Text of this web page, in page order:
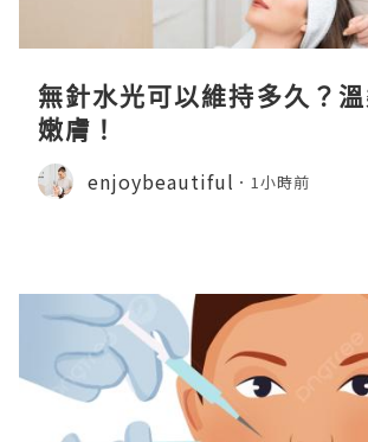
無針水光可以維持多久？
嫩膚！
enjoybeautiful 1小時前